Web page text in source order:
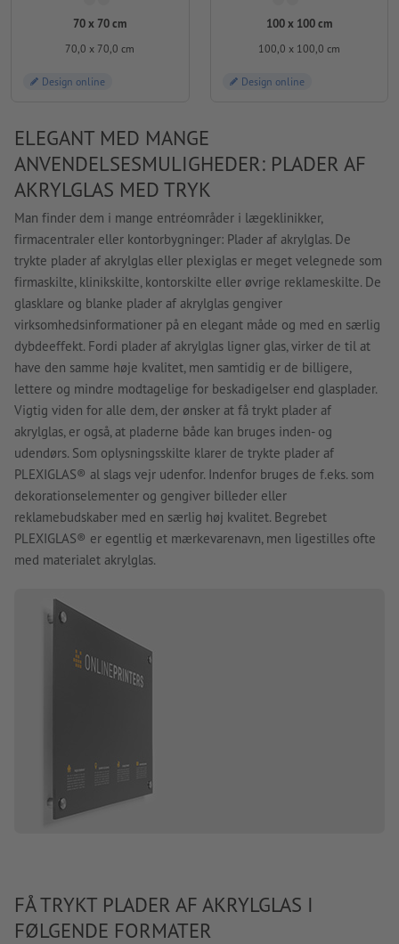
70 x 70 cm
70,0 x 70,0 cm
Design online
100 x 100 cm
100,0 x 100,0 cm
Design online
ELEGANT MED MANGE
ANVENDELSESMULIGHEDER: PLADER AF
AKRYLGLAS MED TRYK
Man finder dem i mange entréområder i lægeklinikker,
firmacentraler eller kontorbygninger: Plader af akrylglas. De
trykte plader af akrylglas eller plexiglas er meget velegnede som
firmaskilte, klinikskilte, kontorskilte eller øvrige reklameskilte. De
glasklare og blanke plader af akrylglas gengiver
virksomhedsinformationer på en elegant måde og med en særlig
dybdeeffekt. Fordi plader af akrylglas ligner glas, virker de til at
have den samme høje kvalitet, men samtidig er de billigere,
lettere og mindre modtagelige for beskadigelser end glasplader.
Vigtig viden for alle dem, der ønsker at få trykt plader af
akrylglas, er også, at pladerne både kan bruges inden- og
udendørs. Som oplysningsskilte klarer de trykte plader af
PLEXIGLAS® al slags vejr udenfor. Indenfor bruges de f.eks. som
dekorationselementer og gengiver billeder eller
reklamebudskaber med en særlig høj kvalitet. Begrebet
PLEXIGLAS® er egentlig et mærkevarenavn, men ligestilles ofte
med materialet akrylglas.
FÅ TRYKT PLADER AF AKRYLGLAS I
FØLGENDE FORMATER